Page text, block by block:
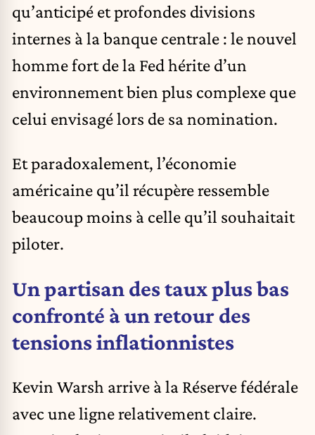
qu’anticipé et profondes divisions
internes à la banque centrale : le nouvel
homme fort de la Fed hérite d’un
environnement bien plus complexe que
celui envisagé lors de sa nomination.
Et paradoxalement, l’économie
américaine qu’il récupère ressemble
beaucoup moins à celle qu’il souhaitait
piloter.
Un partisan des taux plus bas
confronté à un retour des
tensions inflationnistes
Kevin Warsh arrive à la Réserve fédérale
avec une ligne relativement claire.